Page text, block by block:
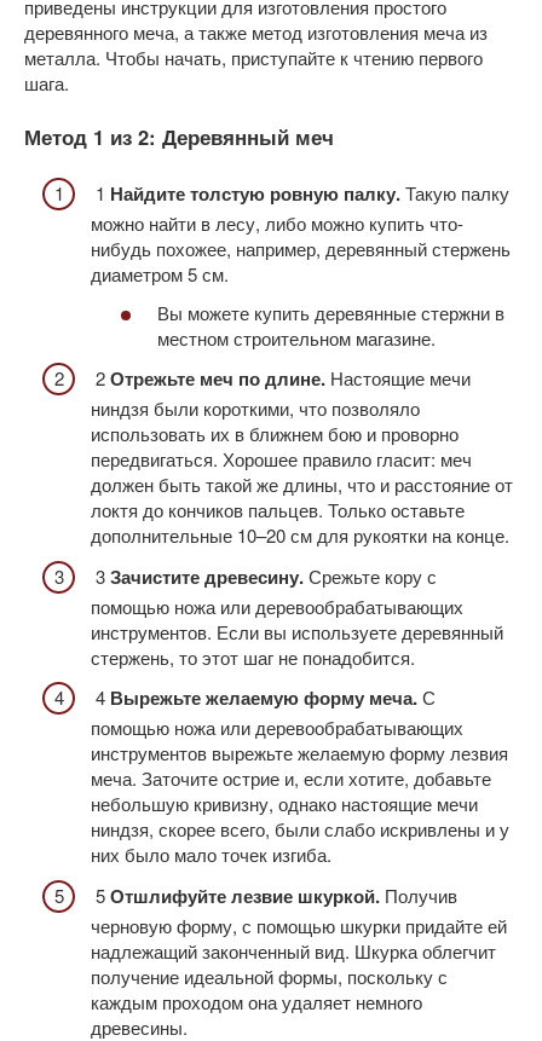
приведены инструкции для изготовления простого
деревянного меча, а также метод изготовления меча из
металла. Чтобы начать, приступайте к чтению первого
шага.
Метод 1 из 2: Деревянный меч
1 Найдите толстую ровную палку.Такую палку
можно найти в лесу, либо можно купить что-
нибудь похожее, например, деревянный стержень
диаметром 5 см.
Вы можете купить деревянные стержни в
местном строительном магазине.
2Отрежьте меч по длине. Настоящие мечи
ниндзя были короткими, что позволяло
использовать их в ближнем бою и проворно
передвигаться. Хорошее правило гласит: меч
должен быть такой же длины, что и расстояние от
локтя до кончиков пальцев. Только оставьте
дополнительные 10–20 см для рукоятки на конце.
3Зачистите древесину.Срежьте кору с
помощью ножа или деревообрабатывающих
инструментов. Если вы используете деревянный
стержень, то этот шаг не понадобится.
4 Вырежьте желаемую форму меча.С
помощью ножа или деревообрабатывающих
инструментов вырежьте желаемую форму лезвия
меча. Заточите острие и, если хотите, добавьте
небольшую кривизну, однако настоящие мечи
ниндзя, скорее всего, были слабо искривлены и у
них было мало точек изгиба.
5Отшлифуйте лезвие шкуркой. Получив
черновую форму, с помощью шкурки придайте ей
надлежащий законченный вид. Шкурка облегчит
получение идеальной формы, поскольку с
каждым проходом она удаляет немного
древесины.